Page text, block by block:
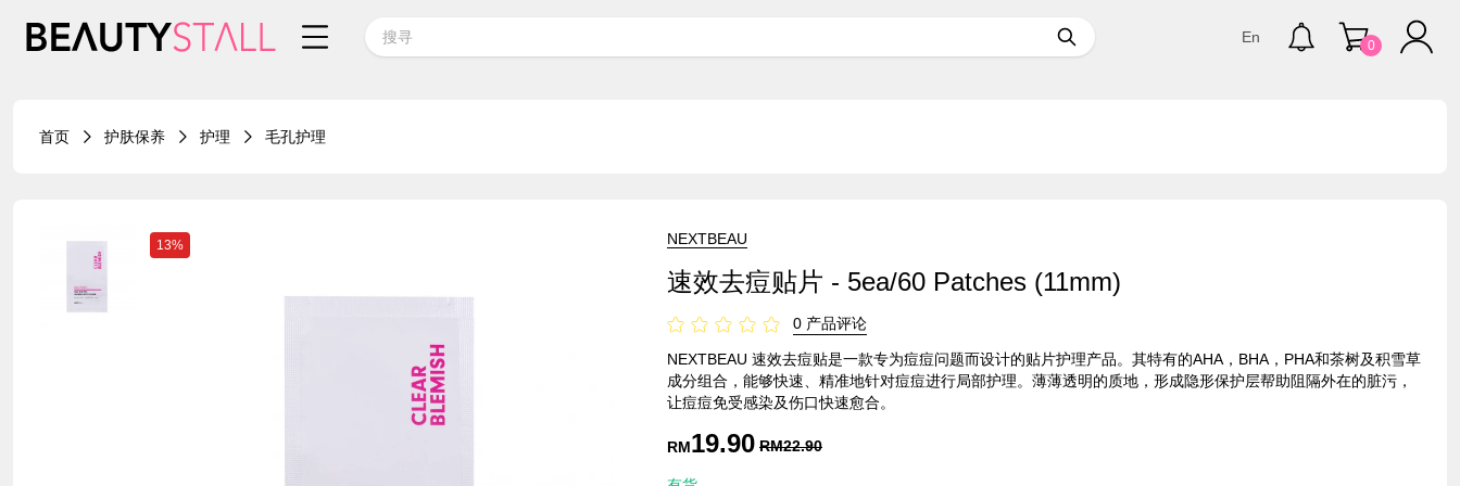
En 0
首页 护肤保养 护理 毛孔护理
13% NEXTBEAU
速效去痘贴片 - 5ea/60 Patches (11mm)
0 产品评论
NEXTBEAU 速效去痘贴是一款专为痘痘问题而设计的贴片护理产品。其特有的AHA，BHA，PHA和茶树及积雪草
成分组合，能够快速、精准地针对痘痘进行局部护理。薄薄透明的质地，形成隐形保护层帮助阻隔外在的脏污，
让痘痘免受感染及伤口快速愈合。
RM19.90 RM22.90